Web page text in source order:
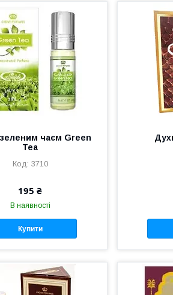
чаєм Green
Tea
3710
195 ₴
В наявності
Купити